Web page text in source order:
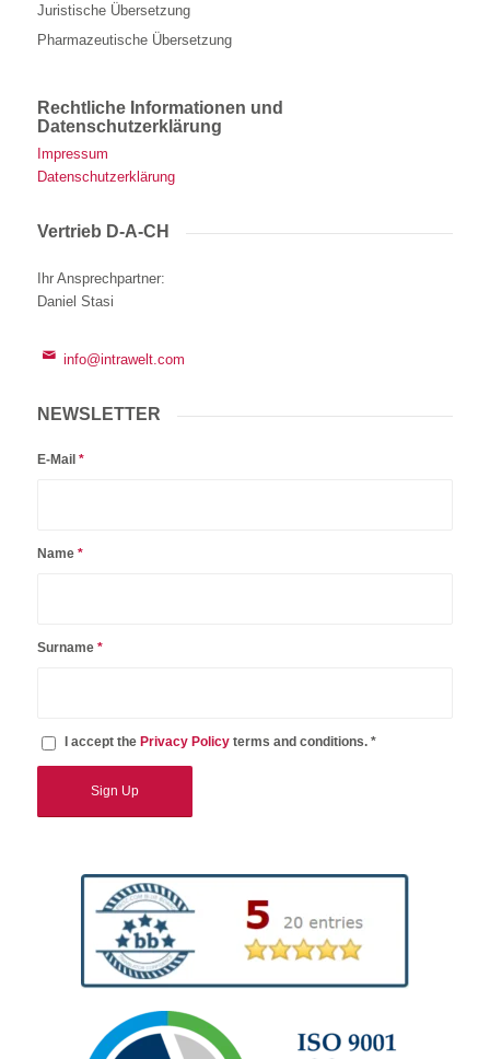
Juristische Übersetzung
Pharmazeutische Übersetzung
Rechtliche Informationen und
Datenschutzerklärung
Impressum
Datenschutzerklärung
Vertrieb D-A-CH
Ihr Ansprechpartner:
Daniel Stasi
info@intrawelt.com
NEWSLETTER
E-Mail *
Name *
Surname *
I accept the Privacy Policyterms and conditions. *